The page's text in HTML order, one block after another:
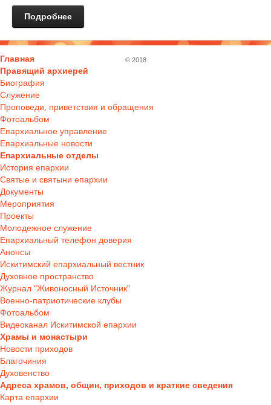
Подробнее
Главная
Правящий архиерей
Биография
Служение
Проповеди, приветствия и обращения
Фотоальбом
Епархиальное управление
Епархиальные новости
Епархиальные отделы
История епархии
Святые и святыни епархии
Документы
Мероприятия
Проекты
Молодежное служение
Епархиальный телефон доверия
Анонсы
Искитимский епархиальный вестник
Духовное пространство
Журнал "Живоносный Источник"
Военно-патриотические клубы
Фотоальбом
Видеоканал Искитимской епархии
Храмы и монастыри
Новости приходов
Благочиния
Духовенство
Адреса храмов, общин, приходов и краткие сведения
Карта епархии
© 2018